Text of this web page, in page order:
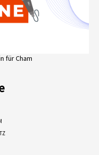
für Cham